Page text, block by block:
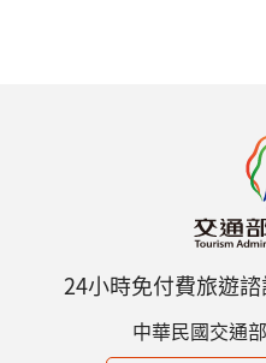
24小時免付費旅遊諮
中華民國交通